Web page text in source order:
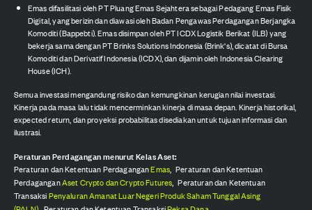
Emas difasilitasi oleh PT Pluang Emas Sejahtera sebagai Pedagang Emas Fisik
Digital, yang berizin dan diawasi oleh Badan Pengawas Perdagangan Berjangka
Komoditi (Bappebti). Emas disimpan oleh PT ICDX Logistik Berikat (ILB) yang
bekerja sama dengan PT Brinks Solutions Indonesia (Brink's), dicatat di Bursa
Komoditi dan Derivatif Indonesia (ICDX), dan dijamin oleh Indonesia Clearing
House (ICH).
Semua investasi mengandung risiko dan kemungkinan kerugian nilai investasi.
Kinerja pada masa lalu tidak mencerminkan kinerja di masa depan. Kinerja historikal,
expected return, dan proyeksi probabilitas disediakan untuk tujuan informasi dan
ilustrasi.
Peraturan Perdagangan menurut Kelas Aset:
Peraturan dan Ketentuan PerdaganganEmas, Peraturan dan Ketentuan
PerdaganganAset Crypto dan Crypto Futures, Peraturan dan Ketentuan
TransaksiPenyaluran Amanat Luar Negeri Produk Saham Tunggal Asing